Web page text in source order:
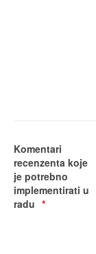
Komentari
recenzenta koje
je potrebno
implementirati u
radu